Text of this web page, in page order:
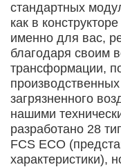
стандартных
как в
именно для вас,
благодаря своим
трансформации,
загрязненного
нашими
разработано 28
FCS ECO
характеристики),